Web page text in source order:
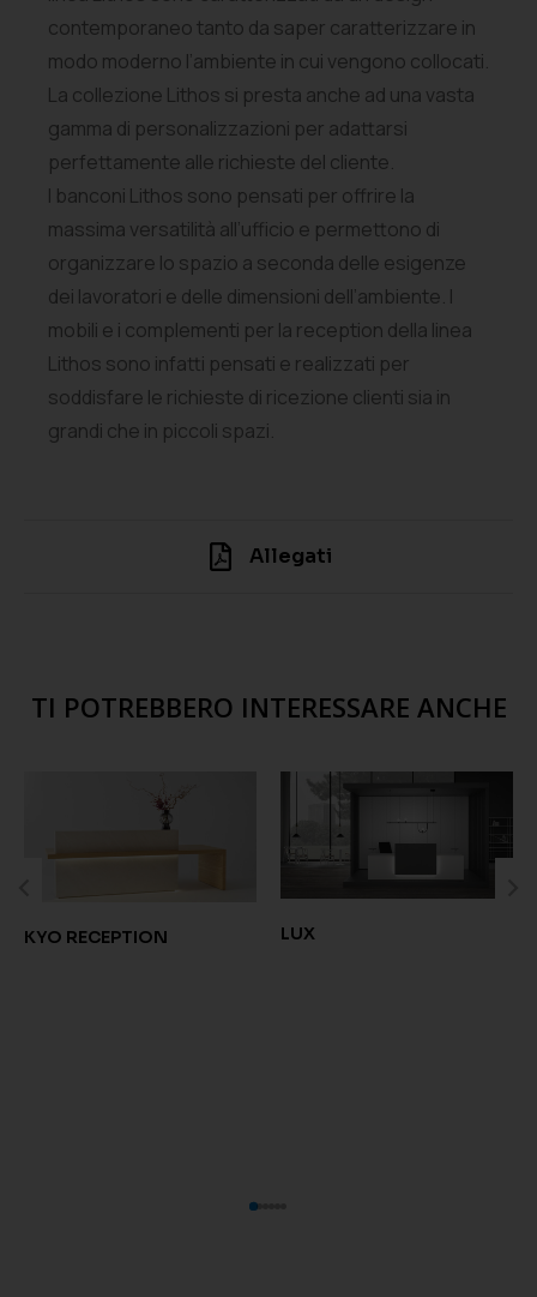
contemporaneo tanto da saper caratterizzare in
modo moderno l’ambiente in cui vengono collocati.
La collezione Lithos si presta anche ad una vasta
gamma di personalizzazioni per adattarsi
perfettamente alle richieste del cliente.
I banconi Lithos sono pensati per offrire la
massima versatilità all’ufficio e permettono di
organizzare lo spazio a seconda delle esigenze
dei lavoratori e delle dimensioni dell’ambiente. I
mobili e i complementi per la reception della linea
Lithos sono infatti pensati e realizzati per
soddisfare le richieste di ricezione clienti sia in
grandi che in piccoli spazi.
Allegati
TI POTREBBERO INTERESSARE ANCHE
KYO RECEPTION LUX